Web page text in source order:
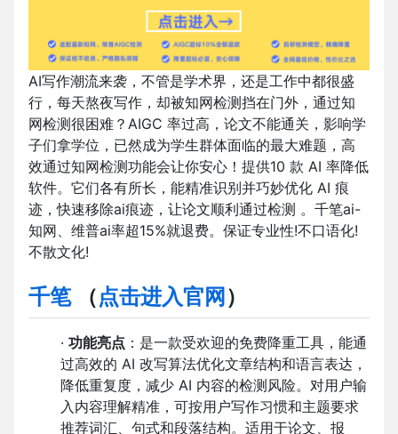
AI写作潮流来袭，不管是学术界，还是工作中都很盛
行，每天熬夜写作，却被知网检测挡在门外，通过知
网检测很困难？AIGC 率过高，论文不能通关，影响学
子们拿学位，已然成为学生群体面临的最大难题，高
效通过知网检测功能会让你安心！提供10 款 AI 率降低
软件。它们各有所长，能精准识别并巧妙优化 AI 痕
迹，快速移除ai痕迹，让论文顺利通过检测 。千笔ai-
知网、维普ai率超15%就退费。保证专业性!不口语化!
不散文化!
千笔（点击进入官网 ）
· 功能亮点 ：是一款受欢迎的免费降重工具，能通
过高效的 AI 改写算法优化文章结构和语言表达，
降低重复度，减少 AI 内容的检测风险。对用户输
入内容理解精准，可按用户写作习惯和主题要求
推荐词汇、句式和段落结构。适用于论文、报